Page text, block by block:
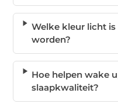
Welke kleur licht
worden?
Hoe helpen wake
slaapkwaliteit?